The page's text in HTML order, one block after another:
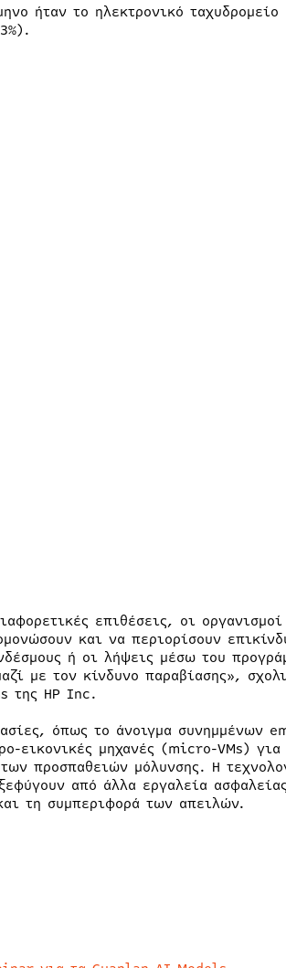
ήταν το ηλεκτρονικό
επιθέσεις, οι
και να περιορίσουν
ή οι λήψεις μέσω του
με τον κίνδυνο παραβίασης»,
της HP Inc.
όπως το άνοιγμα συνημμένων
εικονικές μηχανές (micro-VMs)
προσπαθειών μόλυνσης. Η
από άλλα εργαλεία
τη συμπεριφορά των απειλών.